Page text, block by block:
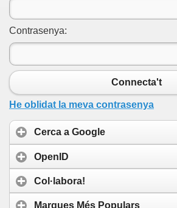
Contrasenya:
Connecta't
He oblidat la meva contrasenya
Cerca a Google
OpenID
Col·labora!
Marques Més Populars